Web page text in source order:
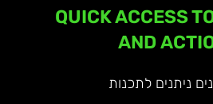
QUICK ACCESS
AND